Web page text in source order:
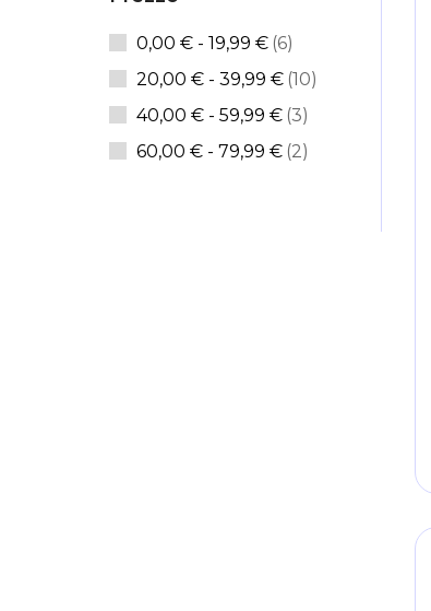
0,00 € - 19,99 € 6articoli
20,00 € - 39,99 € 10articoli
40,00 € - 59,99 € 3articoli
60,00 € - 79,99 € 2articoli